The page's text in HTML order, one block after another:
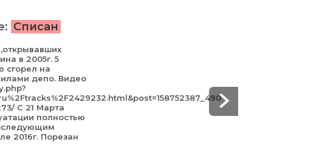
Списан
в 2005г. 5
сгорел на
депо. Видео
С 21 Марта
полностью
2016г. Порезан